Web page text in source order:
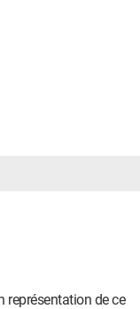
représentation de ce